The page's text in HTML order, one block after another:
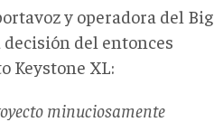
y operadora del Big
decisión del entonces
Keystone XL:
minuciosamente